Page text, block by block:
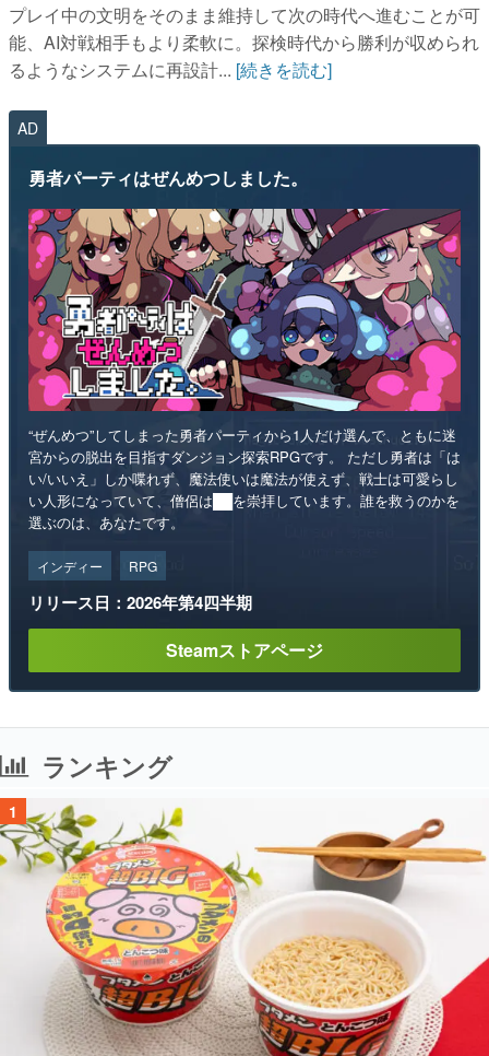
プレイ中の文明をそのまま維持して次の時代へ進むことが可
能、AI対戦相手もより柔軟に。探検時代から勝利が収められ
るようなシステムに再設計... [続きを読む]
AD
勇者パーティはぜんめつしました。
“ぜんめつ”してしまった勇者パーティから1人だけ選んで、ともに迷
宮からの脱出を目指すダンジョン探索RPGです。 ただし勇者は「は
い/いいえ」しか喋れず、魔法使いは魔法が使えず、戦士は可愛らし
い人形になっていて、僧侶は██を崇拝しています。誰を救うのかを
選ぶのは、あなたです。
インディー RPG
リリース日：2026年第4四半期
Steamストアページ
ランキング
1